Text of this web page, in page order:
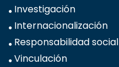
Investigación
Internacionalización
Responsabilidad social
Vinculación